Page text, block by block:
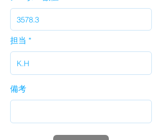
担当
備考